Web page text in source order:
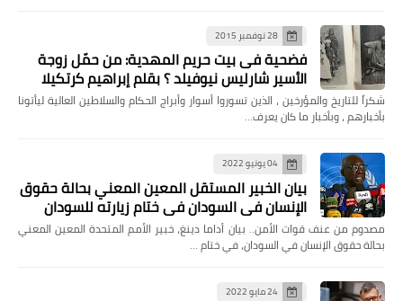
28 نوفمبر 2015
فضحية فى بيت حريم المهدية: من حمّل زوجة
الأسير شارليس نيوفيلد ؟ بقلم إبراهيم كرتكيلا
شكراً للتاريخ والمؤرخين ، الذين تسوروا أسوار وأبراج الحكام والسلاطين العالية ليأتونا
بأخبارهم ، وبأخبار ما كان يعرف…
04 يونيو 2022
بيان الخبير المستقل المعين المعني بحالة حقوق
الإنسان في السودان في ختام زيارته للسودان
مصدوم من عنف قوات الأمن.. بيان أداما دينغ، خبير الأمم المتحدة المعين المعني
بحالة حقوق الإنسان في السودان، في ختام …
24 مايو 2022